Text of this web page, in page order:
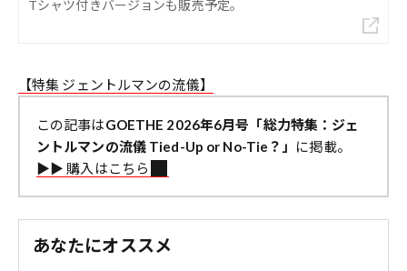
Tシャツ付きバージョンも販売予定。
【特集 ジェントルマンの流儀】
この記事はGOETHE 2026年6月号「総力特集：ジェ
ントルマンの流儀 Tied-Up or No-Tie？」 に掲載。
▶︎▶︎ 購入はこちら
あなたにオススメ